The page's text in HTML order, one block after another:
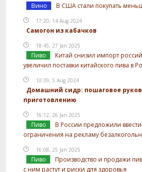
Вино В США стали покупать
17:20, 14 Aug 2024
Самогон из кабачков
18:45, 27 Jan 2025
Пиво
Китай снизил импорт
увеличил поставки китайского пива в
10:39, 5 Aug 2024
Домашний сидр: пошаговое
приготовлению
16:12, 26 Jan 2025
Пиво
В России предложили ввести
ограничения на рекламу
16:08, 25 Jan 2025
Пиво
Производство и продажи
с ним растут и риски для здоровья